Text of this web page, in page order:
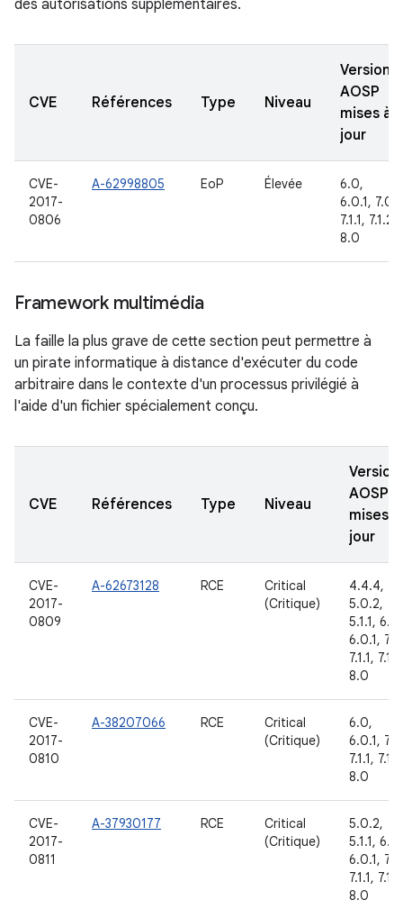
des autorisations supplémentaires.
CVE Références Type Niveau
Versions
AOSP
mises à
jour
CVE-
2017-
0806
A-62998805 EoP Élevée
6.0,
6.0.1, 7.0,
7.1.1, 7.1.2,
8.0
Framework multimédia
La faille la plus grave de cette section peut permettre à
un pirate informatique à distance d'exécuter du code
arbitraire dans le contexte d'un processus privilégié à
l'aide d'un fichier spécialement conçu.
CVE Références Type Niveau
AOSP
mises à
jour
CVE-
2017-
0809
A-62673128 RCE
Critical
(Critique)
4.4.4,
5.0.2,
5.1.1, 6.0,
6.0.1,
7.1.1,
8.0
CVE-
2017-
0810
A-38207066 RCE
Critical
(Critique)
6.0,
6.0.1,
7.1.1,
8.0
CVE-
2017-
0811
A-37930177 RCE
Critical
(Critique)
5.0.2,
5.1.1, 6.0,
6.0.1,
7.1.1,
8.0